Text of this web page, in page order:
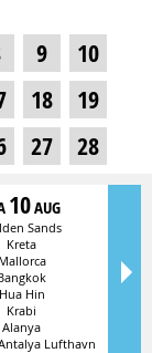
9
10
18
19
27 28
10AUG
Sands
Kreta
Mallorca
Hua Hin
Krabi
Alanya
Lufthavn